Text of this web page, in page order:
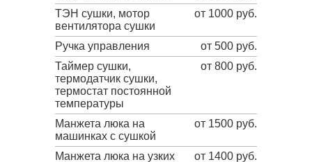
ТЭН сушки, мотор
вентилятора сушки
от 1000 руб.
Ручка управления
от 500 руб.
Таймер сушки,
термодатчик сушки,
термостат постоянной
температуры
от 800 руб.
Манжета люка на
машинках с сушкой
от 1500 руб.
Манжета люка на узких
от 1400 руб.